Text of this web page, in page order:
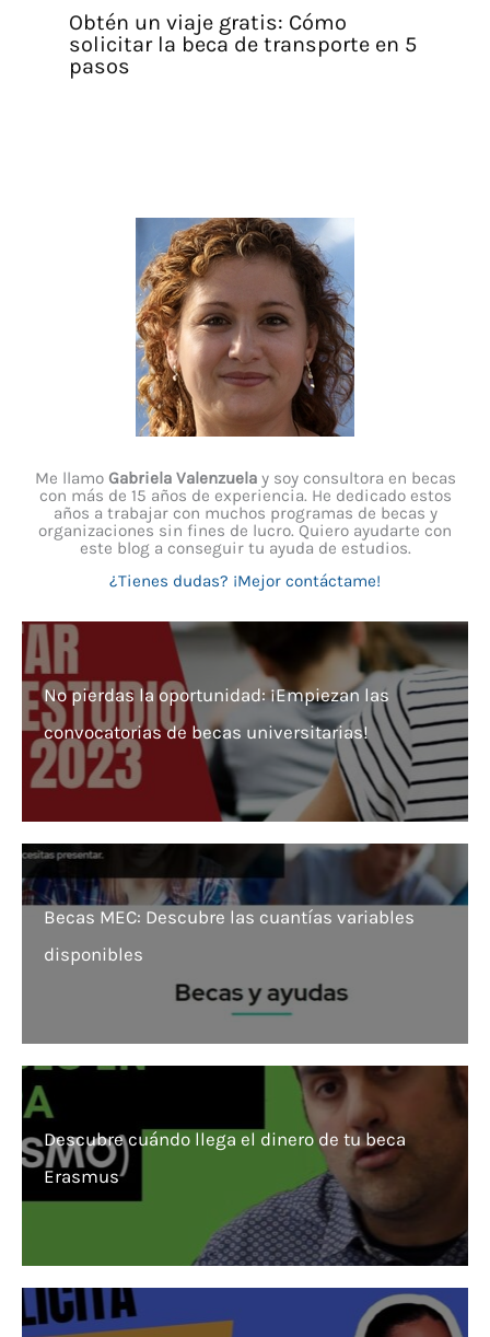
Obtén un viaje gratis: Cómo
solicitar la beca de transporte en 5
pasos
Me llamo Gabriela Valenzuelay soy consultora en becas
con más de 15 años de experiencia. He dedicado estos
años a trabajar con muchos programas de becas y
organizaciones sin fines de lucro. Quiero ayudarte con
este blog a conseguir tu ayuda de estudios.
¿Tienes dudas? ¡Mejor contáctame!
No pierdas la oportunidad: ¡Empiezan las
convocatorias de becas universitarias!
Becas MEC: Descubre las cuantías variables
disponibles
Descubre cuándo llega el dinero de tu beca
Erasmus